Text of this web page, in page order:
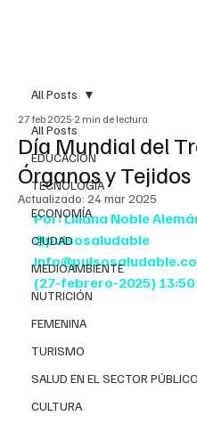
All Posts
EDUCACIÓN
TECNOLOGÍA
ECONOMÍA
CIUDAD
MEDIOAMBIENTE
NUTRICIÓN
FEMENINA
TURISMO
SALUD EN EL SECTOR PÚBLICO
CULTURA
All Posts
Día Mundial del
Órganos y Tejidos
27 feb 2025 2 min de lectura
Actualizado: 24 mar 2025
Por: Liliana Noble
@pulsosaludable
(27-febrero-2025) 13:50